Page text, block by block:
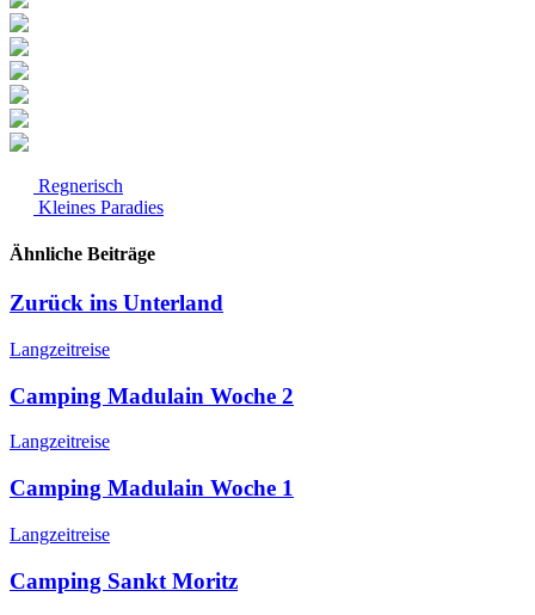
Regnerisch
Kleines Paradies
Ähnliche Beiträge
Zurück ins Unterland
Langzeitreise
Camping Madulain Woche 2
Langzeitreise
Camping Madulain Woche 1
Langzeitreise
Camping Sankt Moritz